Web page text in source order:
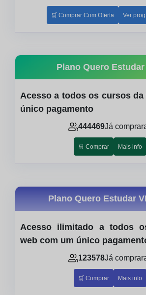
🛒 Comprar Com Oferta Ver
Plano Quero Estudar
Acesso a todos os cursos da
único pagamento
444469Já
🛒 Comprar Mais info
Plano Quero Estudar
Acesso ilimitado a todos
web com um único
123578Já
🛒 Comprar Mais info